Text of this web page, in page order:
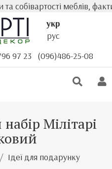
меблів,
укр
рус
97 23 (096)486-25-08
Мілітарі
Ідеї для подарунку